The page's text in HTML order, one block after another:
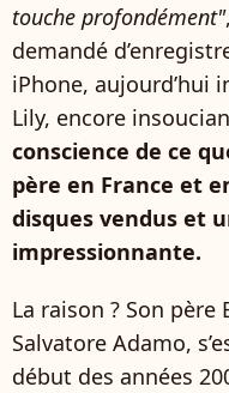
touche profondément"
demandé
iPhone, aujourd’hui
Lily, encore
conscience de ce
père en France et
disques vendus et
impressionnante.
La raison ? Son
Salvatore Adamo,
début des années